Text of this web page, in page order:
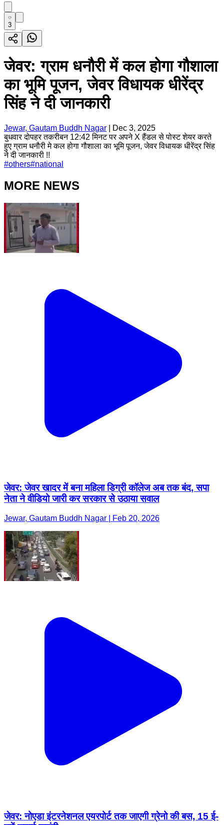
3
जेवर: ग्राम धनौरी में कल होगा गौशाला
का भूमि पूजन, जेवर विधायक धीरेंद्र
सिंह ने दी जानकारी
Jewar, Gautam Buddh Nagar
Dec 3, 2025
बुधवार दोपहर तकरीबन 12:42 मिनट पर अपने X हैंडल से पोस्ट शेयर करते
हुए ग्राम धनौरी मे कल होगा गौशाला का भूमि पूजन, जेवर विधायक धीरेंद्र सिंह
ने दी जानकारी !!
#others#national
MORE NEWS
जेवर: जेवर खादर में बना महिला डिग्री कॉलेज अब तक बंद, सपा
नेता ने वीडियो जारी कर सरकार से उठाया सवाल
Jewar, Gautam Buddh Nagar | Feb 20, 2026
जेवर: नोएडा इंटरनेशनल एयरपोर्ट तक जाएगी ग्रेनो की बस, 15 ई-